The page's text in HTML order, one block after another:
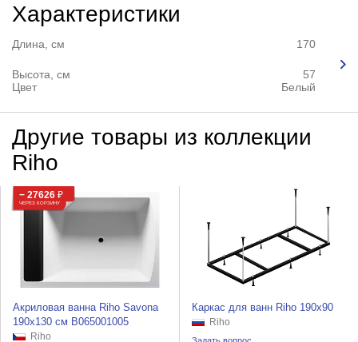
Характеристики
Длина, см 170
Высота, см
57
Цвет
Белый
Другие товары из коллекции
Riho
− 27626 ₽
ЧЕРЕЗ КОРЗИНУ
Акриловая ванна Riho Savona
190x130 см B065001005
Riho
Каркас для ванн Riho 190x90
Riho